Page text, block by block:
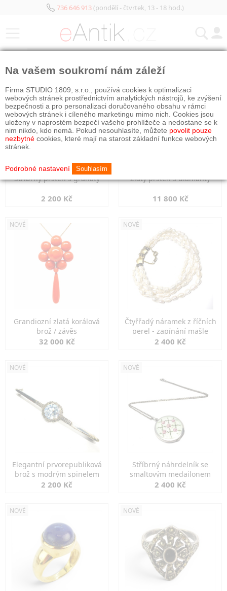
736 646 913(pondělí - čtvrtek, 13 - 18 hod.)
Stříbrný prsten s granáty
2 200 Kč
Zlatý prsten s diamanty
11 800 Kč
NOVÉ
Grandiozní zlatá korálová
brož / závěs
32 000 Kč
NOVÉ
Čtyřřadý náramek z říčních
perel - zapínání mašle
2 400 Kč
NOVÉ
Elegantní prvorepubliková
brož s modrým spinelem
2 200 Kč
NOVÉ
Stříbrný náhrdelník se
smaltovým medailonem
2 400 Kč
NOVÉ NOVÉ
Na vašem soukromí nám záleží
Firma STUDIO 1809, s.r.o., používá cookies k optimalizaci
webových stránek prostřednictvím analytických nástrojů, ke zvýšení
bezpečnosti a pro personalizaci doručovaného obsahu v rámci
webových stránek i cíleného marketingu mimo nich. Cookies jsou
uloženy v naprostém bezpečí vašeho prohlížeče a nedostane se k
nim nikdo, kdo nemá. Pokud nesouhlasíte, můžete povolit pouze
nezbytné cookies, které mají na starost základní funkce webových
stránek.
Podrobné nastavení Souhlasím